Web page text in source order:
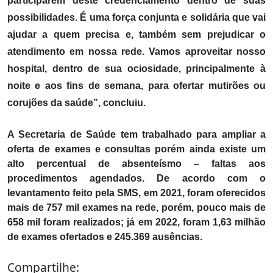
possibilidades. É uma força conjunta e solidária que vai
ajudar a quem precisa e, também sem prejudicar o
atendimento em nossa rede. Vamos aproveitar nosso
hospital, dentro de sua ociosidade, principalmente à
noite e aos fins de semana, para ofertar mutirões ou
corujões da saúde”, concluiu.
A Secretaria de Saúde tem trabalhado para ampliar a
oferta de exames e consultas porém ainda existe um
alto percentual de absenteísmo – faltas aos
procedimentos agendados. De acordo com o
levantamento feito pela SMS, em 2021, foram oferecidos
mais de 757 mil exames na rede, porém, pouco mais de
658 mil foram realizados; já em 2022, foram 1,63 milhão
de exames ofertados e 245.369 ausências.
Compartilhe: